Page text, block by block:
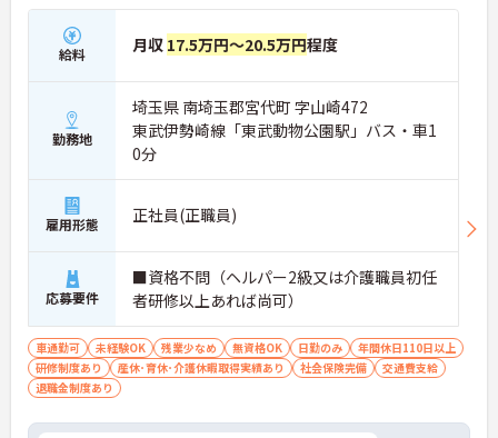
給料 月収 17.5万円～20.5万円程度
勤務地
埼玉県 南埼玉郡宮代町 字山崎472
東武伊勢崎線「東武動物公園駅」バス・車1
0分
雇用形態 正社員(正職員)
応募要件
■資格不問（ヘルパー2級又は介護職員初任
者研修以上あれば尚可）
車通勤可 未経験OK 残業少なめ 無資格OK 日勤のみ
年間休日110日以上
研修制度あり
産休･育休･介護休暇取得実績あり 社会保険完備
交通費支給
退職金制度あり